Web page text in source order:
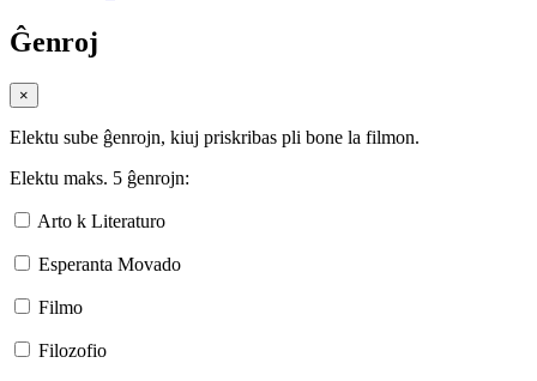
Ĝenroj
×
Elektu sube ĝenrojn, kiuj priskribas pli bone la filmon.
Elektu maks. 5 ĝenrojn:
Arto k Literaturo
Esperanta Movado
Filmo
Filozofio